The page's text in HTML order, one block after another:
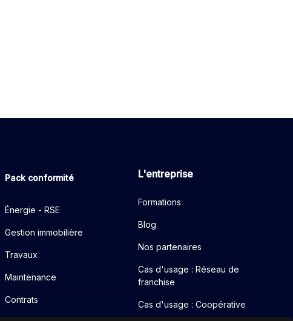
Pack conformité
Énergie - RSE
Gestion immobilière
Travaux
Maintenance
Contrats
L'entreprise
Formations
Blog
Nos partenaires
Cas d'usage : Réseau de
franchise
Cas d'usage : Coopérative